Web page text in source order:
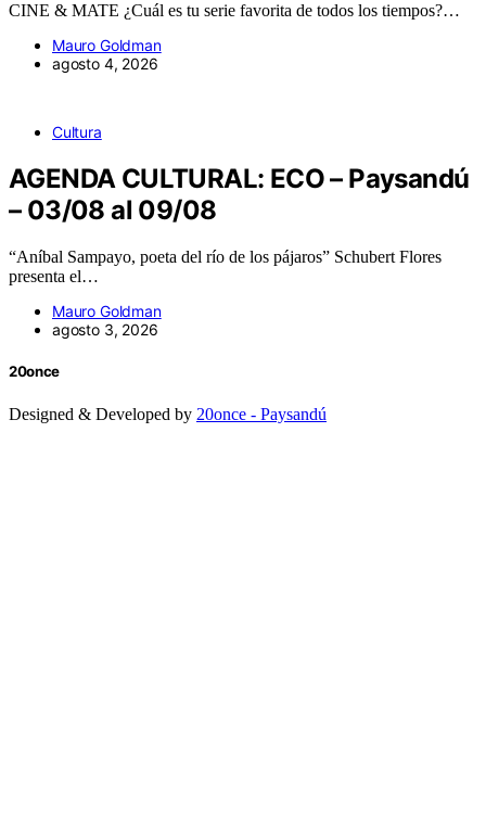
CINE & MATE ¿Cuál es tu serie favorita de todos los tiempos?…
Mauro Goldman
agosto 4, 2026
Cultura
AGENDA CULTURAL: ECO – Paysandú
– 03/08 al 09/08
“Aníbal Sampayo, poeta del río de los pájaros” Schubert Flores
presenta el…
Mauro Goldman
agosto 3, 2026
20once
Designed & Developed by 20once - Paysandú